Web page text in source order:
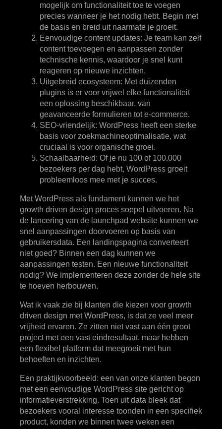
mogelijk om functionaliteit toe te voegen
precies wanneer je het nodig hebt. Begin met
de basis en breid uit naarmate je groeit.
Eenvoudige content updates: Je team kan zelf
content toevoegen en aanpassen zonder
technische kennis, waardoor je snel kunt
reageren op nieuwe inzichten.
Uitgebreid ecosysteem: Met duizenden
plugins is er voor vrijwel elke functionaliteit
een oplossing beschikbaar, van
geavanceerde formulieren tot e-commerce.
SEO-vriendelijk: WordPress heeft een sterke
basis voor zoekmachineoptimalisatie, wat
cruciaal is voor organische groei.
Schaalbaarheid: Of je nu 100 of 100.000
bezoekers per dag hebt, WordPress groeit
probleemloos mee met je succes.
Met WordPress als fundament kunnen we het
growth driven design proces soepel uitvoeren. Na
de lancering van de launchpad website kunnen we
snel aanpassingen doorvoeren op basis van
gebruikersdata. Een landingspagina converteert
niet goed? Binnen een dag kunnen we
aanpassingen testen. Een nieuwe functionaliteit
nodig? We implementeren deze zonder de hele site
te hoeven herbouwen.
Wat ik vaak zie bij klanten die kiezen voor growth
driven design met WordPress, is dat ze veel meer
vrijheid ervaren. Ze zitten niet vast aan één groot
project met een vast eindresultaat, maar hebben
een flexibel platform dat meegroeit met hun
behoeften en inzichten.
Een praktijkvoorbeeld: een van onze klanten begon
met een eenvoudige WordPress site gericht op
informatieverstrekking. Toen uit data bleek dat
bezoekers vooral interesse toonden in een specifiek
product, konden we binnen twee weken een